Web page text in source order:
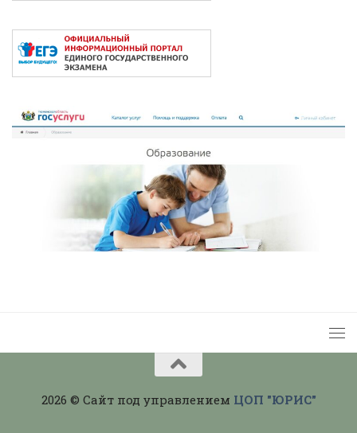
2026 © Сайт под управлением ЦОП "ЮРИС"